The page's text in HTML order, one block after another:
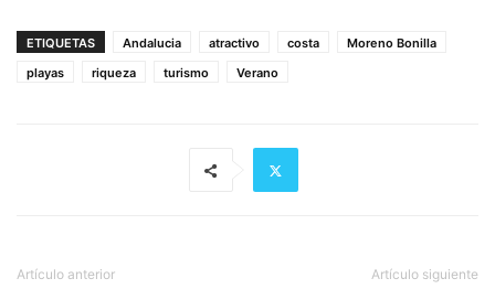
ETIQUETAS Andalucia atractivo costa
Moreno Bonilla
playas
riqueza turismo Verano
Artículo anterior Artículo siguiente